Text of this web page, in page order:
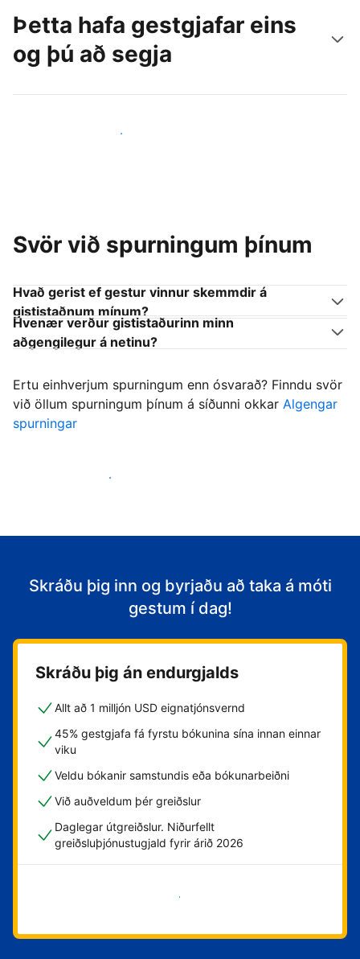
Þetta hafa gestgjafar eins
og þú að segja
Ganga til liðs við aðra gestgjafa
Svör við spurningum þínum
Hvað gerist ef gestur vinnur skemmdir á
gististaðnum mínum?
Hvenær verður gististaðurinn minn
aðgengilegur á netinu?
Ertu einhverjum spurningum enn ósvarað? Finndu svör
við öllum spurningum þínum á síðunni okkar Algengar
spurningar
Byrja að taka á móti gestum
Skráðu þig inn og byrjaðu að taka á móti
gestum í dag!
Skráðu þig án endurgjalds
Allt að 1 milljón USD eignatjónsvernd
45% gestgjafa fá fyrstu bókunina sína innan einnar
viku
Veldu bókanir samstundis eða bókunarbeiðni
Við auðveldum þér greiðslur
Daglegar útgreiðslur. Niðurfellt
greiðsluþjónustugjald fyrir árið 2026
Byrja núna